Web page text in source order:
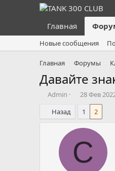
Главная
Новые сообщения
Главная Форумы
Давайте
А
о
Admin
Д
а
н
а
а
28 Фев
Назад
1 2
С